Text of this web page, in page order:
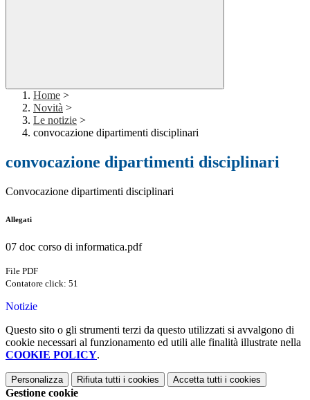
Home >
Novità >
Le notizie >
convocazione dipartimenti disciplinari
convocazione dipartimenti disciplinari
Convocazione dipartimenti disciplinari
Allegati
07 doc corso di informatica.pdf
File PDF
Contatore click: 51
Notizie
Questo sito o gli strumenti terzi da questo utilizzati si avvalgono di
cookie necessari al funzionamento ed utili alle finalità illustrate nella
COOKIE POLICY.
Personalizza Rifiuta tutti i cookies Accetta tutti i cookies
Gestione cookie